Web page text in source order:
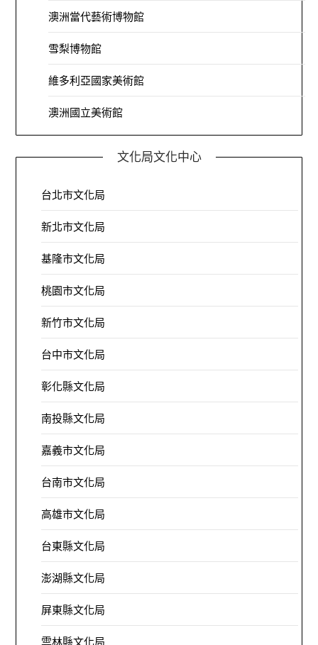
澳洲當代藝術博物館
雪梨博物館
維多利亞國家美術館
澳洲國立美術館
文化局文化中心
台北市文化局
新北市文化局
基隆市文化局
桃園市文化局
新竹市文化局
台中市文化局
彰化縣文化局
南投縣文化局
嘉義市文化局
台南市文化局
高雄市文化局
台東縣文化局
澎湖縣文化局
屏東縣文化局
雲林縣文化局